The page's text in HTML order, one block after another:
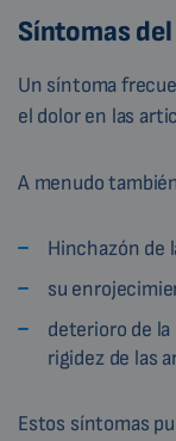
Síntomas
Un síntoma
el dolor en las
A menudo
Hinchazón de
su
deterioro de
rigidez de las
Estos síntomas